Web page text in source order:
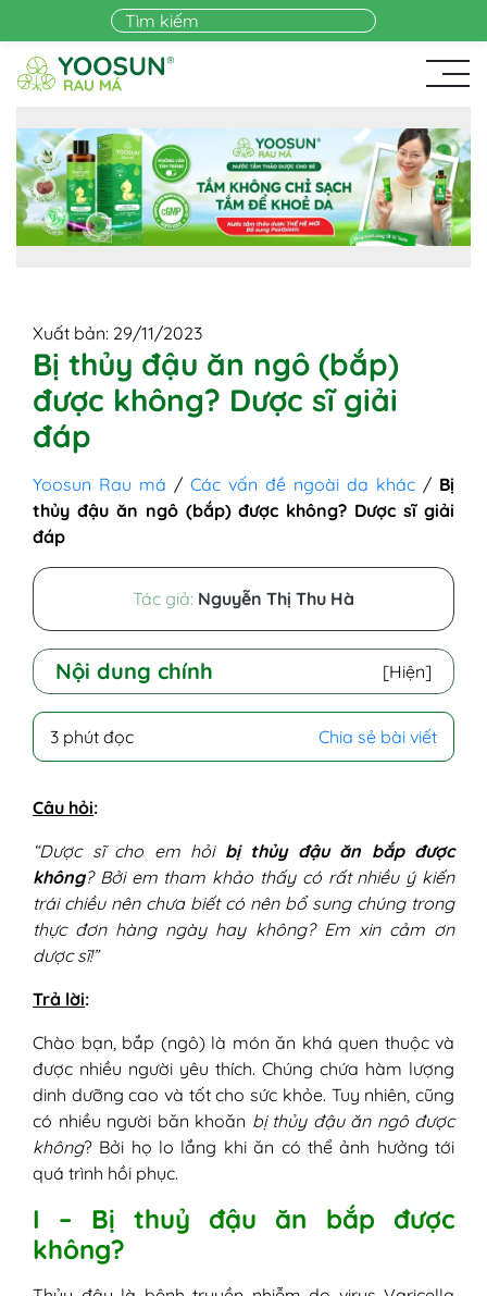
Skip to main content
Xuất bản: 29/11/2023
Bị thủy đậu ăn ngô (bắp)
được không? Dược sĩ giải
đáp
Yoosun Rau má / Các vấn đề ngoài da khác / Bị
thủy đậu ăn ngô (bắp) được không? Dược sĩ giải
đáp
Tác giả: Nguyễn Thị Thu Hà
Nội dung chính [Hiện]
II -Tại sao lại ăn được ngô khi bị thủy đậu?
3 phút đọc Chia sẻ bài viết
Câu hỏi:
“Dược sĩ cho em hỏibị thủy đậu ăn bắp được
không? Bởi em tham khảo thấy có rất nhiều ý kiến
trái chiều nên chưa biết có nên bổ sung chúng trong
thực đơn hàng ngày hay không? Em xin cảm ơn
dược sĩ!”
Trả lời:
Chào bạn, bắp (ngô) là món ăn khá quen thuộc và
được nhiều người yêu thích. Chúng chứa hàm lượng
dinh dưỡng cao và tốt cho sức khỏe. Tuy nhiên, cũng
có nhiều người băn khoăn bị thủy đậu ăn ngô được
không? Bởi họ lo lắng khi ăn có thể ảnh hưởng tới
quá trình hồi phục.
I – Bị thuỷ đậu ăn bắp được
không?